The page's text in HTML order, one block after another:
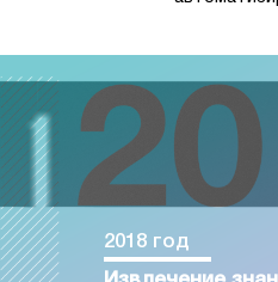
2018 год